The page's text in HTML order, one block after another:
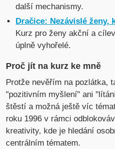
další mechanismy.
Dračice: Nezávislé
Kurz pro ženy akční a
úplně vyhořelé.
Proč jít na kurz ke mně
Protže nevěřím na pozlátka,
"pozitivním myšlení" ani
štěstí a možná ještě víc
roku 1996 v rámci
kreativity, kde je hledání
centrálním tématem.